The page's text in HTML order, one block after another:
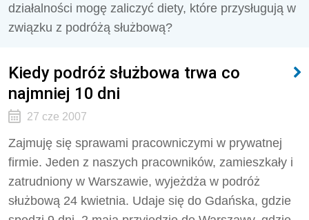
działalności mogę zaliczyć diety, które przysługują w
związku z podróżą służbową?
Kiedy podróż służbowa trwa co
najmniej 10 dni
27 cze 2007
Zajmuję się sprawami pracowniczymi w prywatnej
firmie. Jeden z naszych pracowników, zamieszkały i
zatrudniony w Warszawie, wyjeżdża w podróż
służbową 24 kwietnia. Udaje się do Gdańska, gdzie